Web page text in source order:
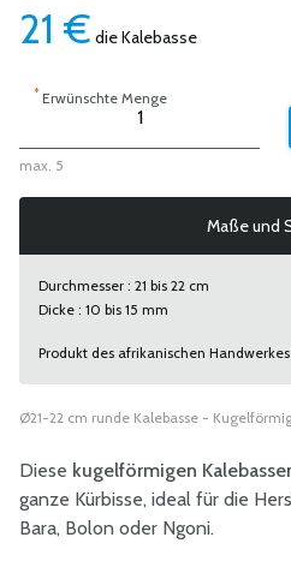
21 € die Kalebasse
*Erwünschte Menge
max. 5
Maße und
Durchmesser : 21 bis 22 cm
Dicke : 10 bis 15 mm
Produkt des afrikanischen
Ø21-22 cm runde Kalebasse -
Diese kugelförmigen
ganze Kürbisse, ideal für die
Bara, Bolon oder Ngoni.